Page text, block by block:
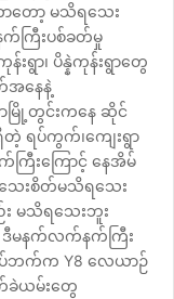
ော့ မသိရသေး
ကြီးပစ်ခတ်မှု
ရွာ၊ ပိန္နဲကုန်းရွာတွေ
အနေနဲ့
မြို့တွင်းကနေ ဆိုင်
တဲ့ ရပ်ကွက်၊ကျေးရွာ
းကြောင့် နေအိမ်
သေးစိတ်မသိရသေး
မသိရသေးဘူး
ဒီမနက်လက်နက်ကြီး
ပ်ဘက်က Y8 လေယာဉ်
ခဲယမ်းတွေ